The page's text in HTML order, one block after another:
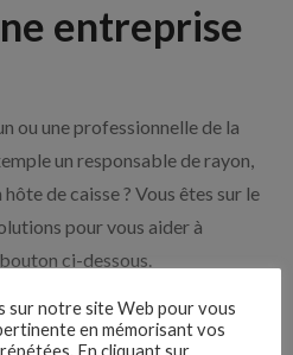
entreprise
ou une professionnelle de la
un responsable de rayon,
de caisse ? Vous êtes sur le
pour vous aider à
ci-dessous.
entreprises
sur notre site Web pour vous
en mémorisant vos
En cliquant sur